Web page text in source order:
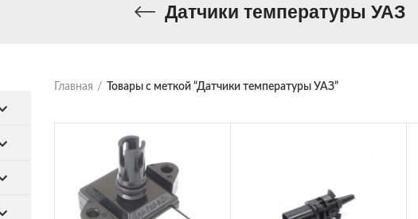
Датчики температуры УАЗ
Главная Товары с меткой “Датчики температуры УАЗ”